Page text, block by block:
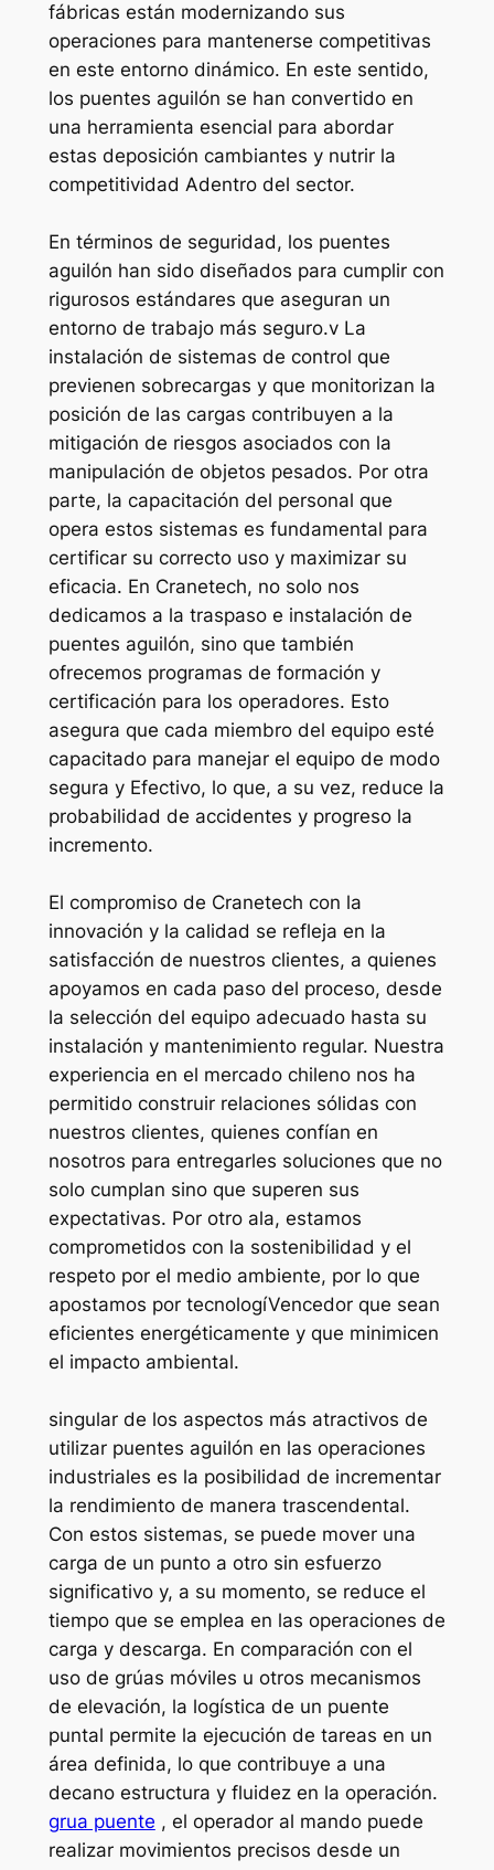
fábricas están modernizando sus
operaciones para mantenerse competitivas
en este entorno dinámico. En este sentido,
los puentes aguilón se han convertido en
una herramienta esencial para abordar
estas deposición cambiantes y nutrir la
competitividad Adentro del sector.
En términos de seguridad, los puentes
aguilón han sido diseñados para cumplir con
rigurosos estándares que aseguran un
entorno de trabajo más seguro.v La
instalación de sistemas de control que
previenen sobrecargas y que monitorizan la
posición de las cargas contribuyen a la
mitigación de riesgos asociados con la
manipulación de objetos pesados. Por otra
parte, la capacitación del personal que
opera estos sistemas es fundamental para
certificar su correcto uso y maximizar su
eficacia. En Cranetech, no solo nos
dedicamos a la traspaso e instalación de
puentes aguilón, sino que también
ofrecemos programas de formación y
certificación para los operadores. Esto
asegura que cada miembro del equipo esté
capacitado para manejar el equipo de modo
segura y Efectivo, lo que, a su vez, reduce la
probabilidad de accidentes y progreso la
incremento.
El compromiso de Cranetech con la
innovación y la calidad se refleja en la
satisfacción de nuestros clientes, a quienes
apoyamos en cada paso del proceso, desde
la selección del equipo adecuado hasta su
instalación y mantenimiento regular. Nuestra
experiencia en el mercado chileno nos ha
permitido construir relaciones sólidas con
nuestros clientes, quienes confían en
nosotros para entregarles soluciones que no
solo cumplan sino que superen sus
expectativas. Por otro ala, estamos
comprometidos con la sostenibilidad y el
respeto por el medio ambiente, por lo que
apostamos por tecnologíVencedor que sean
eficientes energéticamente y que minimicen
el impacto ambiental.
singular de los aspectos más atractivos de
utilizar puentes aguilón en las operaciones
industriales es la posibilidad de incrementar
la rendimiento de manera trascendental.
Con estos sistemas, se puede mover una
carga de un punto a otro sin esfuerzo
significativo y, a su momento, se reduce el
tiempo que se emplea en las operaciones de
carga y descarga. En comparación con el
uso de grúas móviles u otros mecanismos
de elevación, la logística de un puente
puntal permite la ejecución de tareas en un
área definida, lo que contribuye a una
decano estructura y fluidez en la operación.
grua puente , el operador al mando puede
realizar movimientos precisos desde un